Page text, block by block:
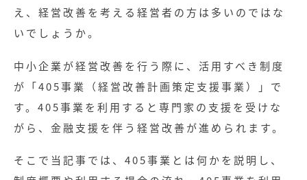
え、経営改善を考える経営者の方は多いのではな
いでしょうか。
中小企業が経営改善を行う際に、活用すべき制度
が「405事業（経営改善計画策定支援事業）」で
す。405事業を利用すると専門家の支援を受けな
がら、金融支援を伴う経営改善が進められます。
そこで当記事では、405事業とは何かを説明し、